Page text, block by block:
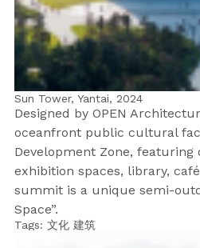
Sun Tower, Yantai, 2024
Designed by OPEN
oceanfront public cultural
Development Zone,
exhibition spaces, library,
summit is a unique semi-
Space”.
Tags: 文化 建筑